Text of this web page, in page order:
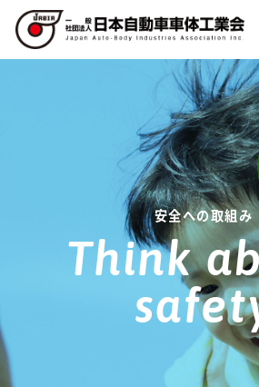
安全への取組み
Think